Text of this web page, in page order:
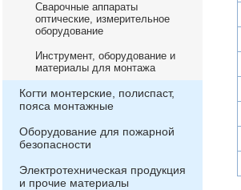
Сварочные аппараты
оптические, измерительное
оборудование
Инструмент, оборудование и
материалы для монтажа
Когти монтерские, полиспаст,
пояса монтажные
Оборудование для пожарной
безопасности
Электротехническая продукция
и прочие материалы